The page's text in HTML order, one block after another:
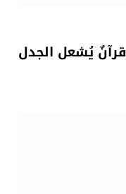
يُشعل الجدل